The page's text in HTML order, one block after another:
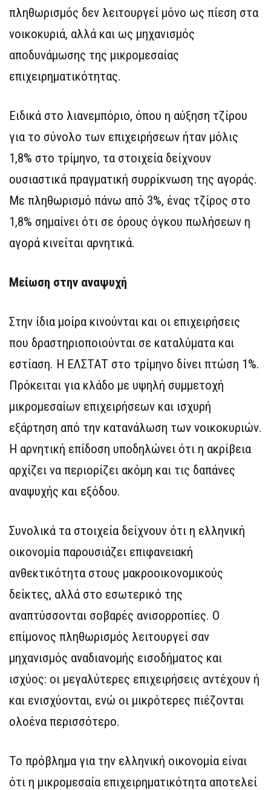
πληθωρισμός δεν λειτουργεί μόνο ως πίεση στα
νοικοκυριά, αλλά και ως μηχανισμός
αποδυνάμωσης της μικρομεσαίας
επιχειρηματικότητας.
Ειδικά στο λιανεμπόριο, όπου η αύξηση τζίρου
για το σύνολο των επιχειρήσεων ήταν μόλις
1,8% στο τρίμηνο, τα στοιχεία δείχνουν
ουσιαστικά πραγματική συρρίκνωση της αγοράς.
Με πληθωρισμό πάνω από 3%, ένας τζίρος στο
1,8% σημαίνει ότι σε όρους όγκου πωλήσεων η
αγορά κινείται αρνητικά.
Μείωση στην αναψυχή
Στην ίδια μοίρα κινούνται και οι επιχειρήσεις
που δραστηριοποιούνται σε καταλύματα και
εστίαση. Η ΕΛΣΤΑΤ στο τρίμηνο δίνει πτώση 1%.
Πρόκειται για κλάδο με υψηλή συμμετοχή
μικρομεσαίων επιχειρήσεων και ισχυρή
εξάρτηση από την κατανάλωση των νοικοκυριών.
Η αρνητική επίδοση υποδηλώνει ότι η ακρίβεια
αρχίζει να περιορίζει ακόμη και τις δαπάνες
αναψυχής και εξόδου.
Συνολικά τα στοιχεία δείχνουν ότι η ελληνική
οικονομία παρουσιάζει επιφανειακή
ανθεκτικότητα στους μακροοικονομικούς
δείκτες, αλλά στο εσωτερικό της
αναπτύσσονται σοβαρές ανισορροπίες. Ο
επίμονος πληθωρισμός λειτουργεί σαν
μηχανισμός αναδιανομής εισοδήματος και
ισχύος: οι μεγαλύτερες επιχειρήσεις αντέχουν ή
και ενισχύονται, ενώ οι μικρότερες πιέζονται
ολοένα περισσότερο.
Το πρόβλημα για την ελληνική οικονομία είναι
ότι η μικρομεσαία επιχειρηματικότητα αποτελεί